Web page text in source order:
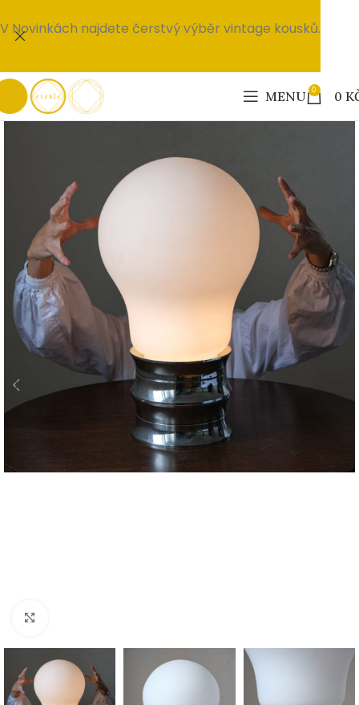
MENU 0 0
V Novinkách najdete čerstvý výběr vintage kousků.